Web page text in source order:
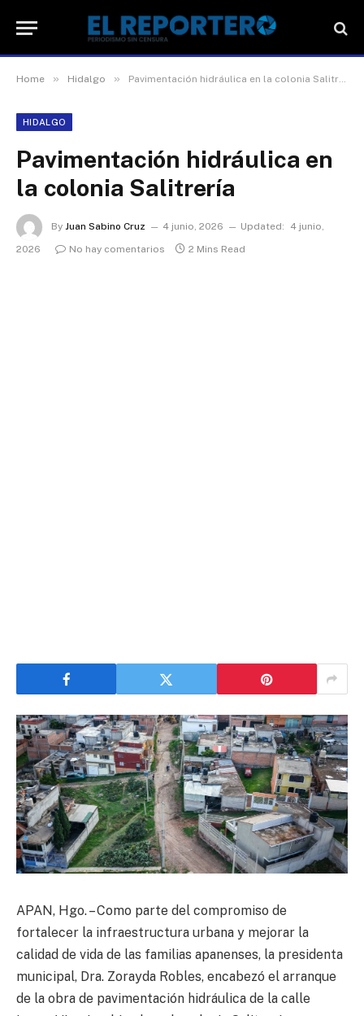
Home » Hidalgo » Pavimentación hidráulica en la colonia Salitrería
HIDALGO
Pavimentación hidráulica en
la colonia Salitrería
By Juan Sabino Cruz 4 junio, 2026 Updated:
4 junio,
2026
No hay comentarios 2 Mins Read
APAN, Hgo. – Como parte del compromiso de
fortalecer la infraestructura urbana y mejorar la
calidad de vida de las familias apanenses, la presidenta
municipal, Dra. Zorayda Robles, encabezó el arranque
de la obra de pavimentación hidráulica de la calle